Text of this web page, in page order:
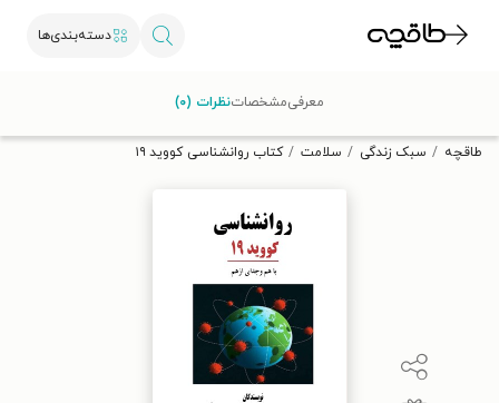
دسته‌بندی‌ها
تخفیف از طاقچه دریافت کن.
طاقچه سبک زندگی سلامت کتاب روانشناسی کووید ۱۹
معرفیمشخصاتنظرات (۰)